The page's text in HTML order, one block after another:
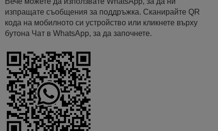
изпращате съобщения за поддръжка. Сканирайте QR
кода на мобилното си устройство или кликнете върху
бутона Чат в WhatsApp, за да започнете.